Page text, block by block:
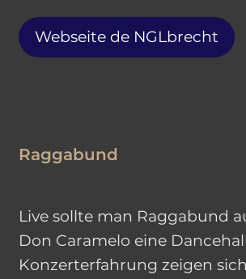
Webseite de NGLbrecht
Raggabund
Live sollte man Raggabund
Don Caramelo eine
Konzerterfahrung zeigen